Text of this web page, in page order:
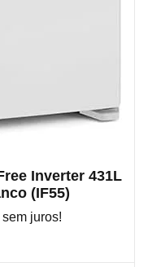
Inverter 431L
(IF55)
juros!